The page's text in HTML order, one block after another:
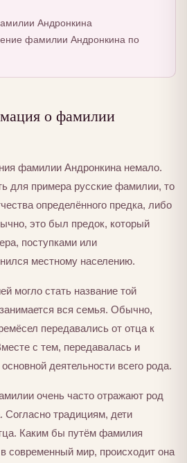
Андронкина
фамилии Андронкина по
о фамилии
фамилии Андронкина немало.
для примера русские фамилии, то
определённого предка, либо
это был предок, который
поступками или
местному населению.
могло стать название той
вся семья. Обычно,
передавались от отца к
с тем, передавалась и
деятельности всего рода.
очень часто отражают род
Согласно традициям, дети
Каким бы путём фамилия
современный мир, происходит она